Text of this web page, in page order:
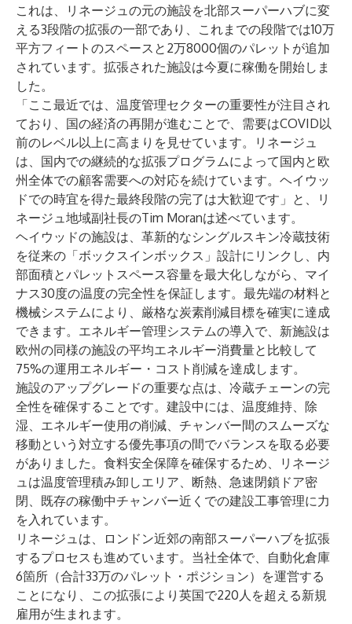
これは、リネージュの元の施設を北部スーパーハブに変
える3段階の拡張の一部であり、これまでの段階では10万
平方フィートのスペースと2万8000個のパレットが追加
されています。拡張された施設は今夏に稼働を開始しま
した。
「ここ最近では、温度管理セクターの重要性が注目され
ており、国の経済の再開が進むことで、需要はCOVID以
前のレベル以上に高まりを見せています。リネージュ
は、国内での継続的な拡張プログラムによって国内と欧
州全体での顧客需要への対応を続けています。ヘイウッ
ドでの時宜を得た最終段階の完了は大歓迎です」と、リ
ネージュ地域副社長のTim Moranは述べています。
ヘイウッドの施設は、革新的なシングルスキン冷蔵技術
を従来の「ボックスインボックス」設計にリンクし、内
部面積とパレットスペース容量を最大化しながら、マイ
ナス30度の温度の完全性を保証します。最先端の材料と
機械システムにより、厳格な炭素削減目標を確実に達成
できます。エネルギー管理システムの導入で、新施設は
欧州の同様の施設の平均エネルギー消費量と比較して
75%の運用エネルギー・コスト削減を達成します。
施設のアップグレードの重要な点は、冷蔵チェーンの完
全性を確保することです。建設中には、温度維持、除
湿、エネルギー使用の削減、チャンバー間のスムーズな
移動という対立する優先事項の間でバランスを取る必要
がありました。食料安全保障を確保するため、リネージ
ュは温度管理積み卸しエリア、断熱、急速閉鎖ドア密
閉、既存の稼働中チャンバー近くでの建設工事管理に力
を入れています。
リネージュは、ロンドン近郊の南部スーパーハブを拡張
するプロセスも進めています。当社全体で、自動化倉庫
6箇所（合計33万のパレット・ポジション）を運営する
ことになり、この拡張により英国で220人を超える新規
雇用が生まれます。